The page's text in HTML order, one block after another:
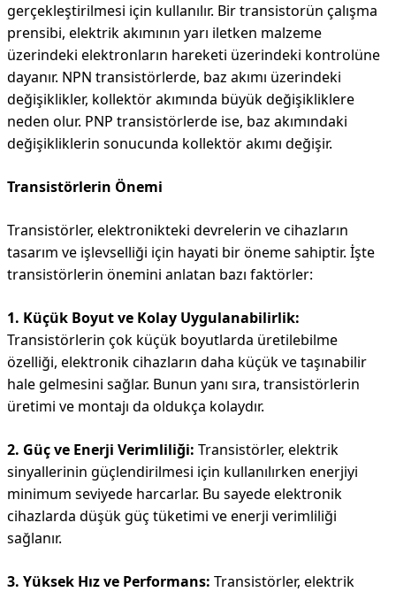
gerçekleştirilmesi için kullanılır. Bir transistorün çalışma
prensibi, elektrik akımının yarı iletken malzeme
üzerindeki elektronların hareketi üzerindeki kontrolüne
dayanır. NPN transistörlerde, baz akımı üzerindeki
değişiklikler, kollektör akımında büyük değişikliklere
neden olur. PNP transistörlerde ise, baz akımındaki
değişikliklerin sonucunda kollektör akımı değişir.
Transistörlerin Önemi
Transistörler, elektronikteki devrelerin ve cihazların
tasarım ve işlevselliği için hayati bir öneme sahiptir. İşte
transistörlerin önemini anlatan bazı faktörler:
1. Küçük Boyut ve Kolay Uygulanabilirlik:
Transistörlerin çok küçük boyutlarda üretilebilme
özelliği, elektronik cihazların daha küçük ve taşınabilir
hale gelmesini sağlar. Bunun yanı sıra, transistörlerin
üretimi ve montajı da oldukça kolaydır.
2. Güç ve Enerji Verimliliği: Transistörler, elektrik
sinyallerinin güçlendirilmesi için kullanılırken enerjiyi
minimum seviyede harcarlar. Bu sayede elektronik
cihazlarda düşük güç tüketimi ve enerji verimliliği
sağlanır.
3. Yüksek Hız ve Performans: Transistörler, elektrik